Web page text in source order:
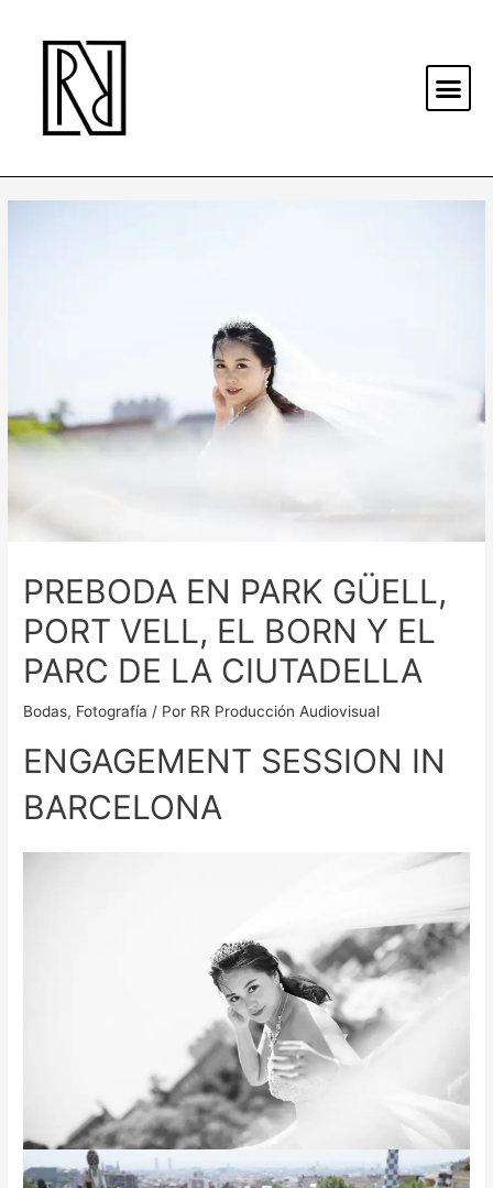
PREBODA EN PARK GÜELL,
PORT VELL, EL BORN Y EL
PARC DE LA CIUTADELLA
Bodas, Fotografía / Por RR Producción Audiovisual
ENGAGEMENT SESSION IN
BARCELONA